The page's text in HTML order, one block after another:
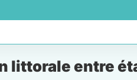
littorale entre